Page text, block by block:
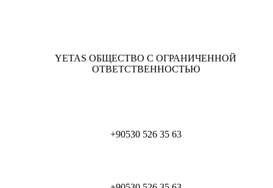
YETAS ОБЩЕСТВО С ОГРАНИЧЕННОЙ
ОТВЕТСТВЕННОСТЬЮ
+90530 526 35 63